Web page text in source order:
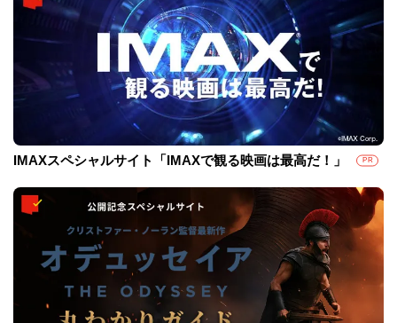
IMAXスペシャルサイト「IMAXで観る映画は最高だ！」 PR